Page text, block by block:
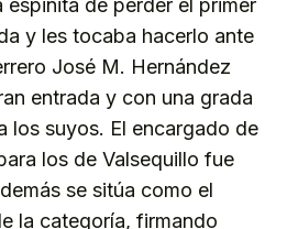
espinita de perder el primer
y les tocaba hacerlo ante
José M. Hernández
entrada y con una grada
los suyos. El encargado de
los de Valsequillo fue
se sitúa como el
la categoría, firmando